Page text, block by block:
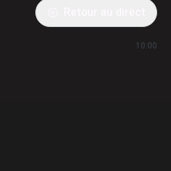
10:00